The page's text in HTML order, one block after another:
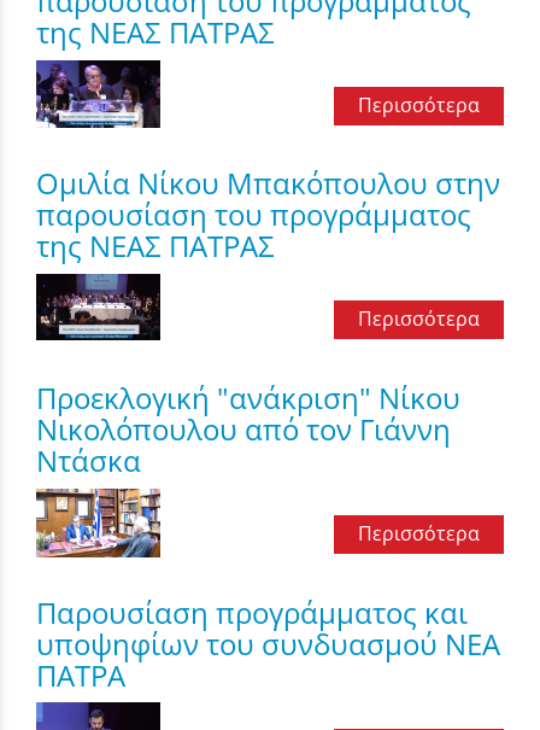
της ΝΕΑΣ ΠΑΤΡΑΣ
Περισσότερα
Ομιλία Νίκου Μπακόπουλου στην
παρουσίαση του προγράμματος
της ΝΕΑΣ ΠΑΤΡΑΣ
Περισσότερα
Προεκλογική "ανάκριση" Νίκου
Νικολόπουλου από τον Γιάννη
Ντάσκα
Περισσότερα
Παρουσίαση προγράμματος και
υποψηφίων του συνδυασμού ΝΕΑ
ΠΑΤΡΑ